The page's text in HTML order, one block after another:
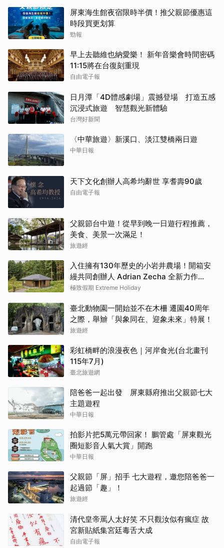
屏東海生館夜宿限時半價！推父親節優惠這
時段買更划算
勁報
早上去聽維也納愛樂！ 新年音樂會時間密碼
11:15將在台復刻重現
自由電子報
日月潭「4D體感劇場」震撼登場 打造五感
沉浸式旅遊 智慧觀光新體驗
台灣好新聞
〈中華旅遊〉新溪口、淡江雙橋兩日遊
中華日報
天下文化創辦人高希均辭世 享耆壽90歲
自由電子報
父親節台中遊！從早到晚一日遊行程推薦，
美食、美景一次滿足！
旅遊經
入住擁有130年歷史的小岩井農場！開箱安
縵共同創辦人 Adrian Zecha 全新力作
「AZUMA FARM KOIWAI」體驗最高級的
極致假期 Extreme Holiday
臺北動物園一開始並不在木柵 遷園40周年
之際，舉辧「與象同在、迎象未來」特展！
旅遊經
彩虹橋畔的浪漫夜色｜河岸食光(台北畫刊
115年7月)
臺北旅遊網
陪爸爸一起出發 屏東縣府推出父親節七大
主題遊程
中華日報
拍影片把5萬元帶回家！ 鵬管處「屏東觀光
圈短影音人氣大賞」開跑
中華日報
父親節「屏」招手 七大遊程，邀您陪爸爸一
起過節「趣」！
旅遊經
清代皇帝罵人太好笑 不只觀汝似有瘋症 故
宮新貼紙集宮廷毒舌大成
自由電子報